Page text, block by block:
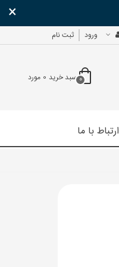
×
ورود ثبت نام
0سبد خرید 0 مورد
ارتباط با ما